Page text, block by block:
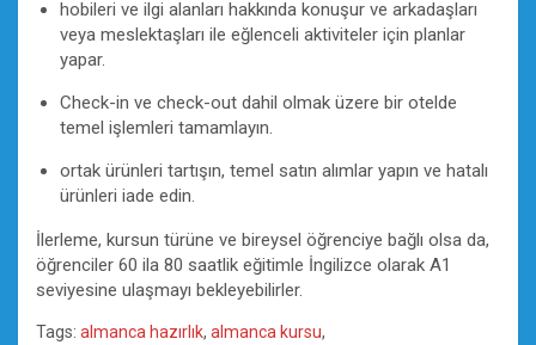
hobileri ve ilgi alanları hakkında konuşur ve arkadaşları
veya meslektaşları ile eğlenceli aktiviteler için planlar
yapar.
Check-in ve check-out dahil olmak üzere bir otelde
temel işlemleri tamamlayın.
ortak ürünleri tartışın, temel satın alımlar yapın ve hatalı
ürünleri iade edin.
İlerleme, kursun türüne ve bireysel öğrenciye bağlı olsa da,
öğrenciler 60 ila 80 saatlik eğitimle İngilizce olarak A1
seviyesine ulaşmayı bekleyebilirler.
Tags: almanca hazırlık, almanca kursu,